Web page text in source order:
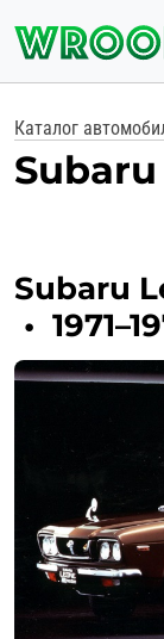
Каталог
Subaru
•